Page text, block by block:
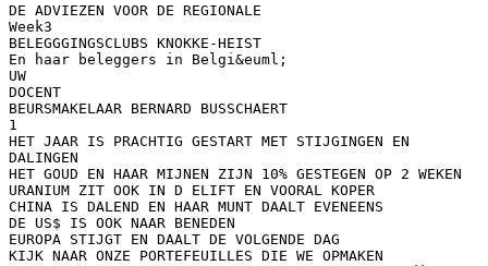
DE ADVIEZEN VOOR DE REGIONALE
Week3
BELEGGGINGSCLUBS KNOKKE-HEIST
En haar beleggers in Belgi&euml;
UW
DOCENT
BEURSMAKELAAR BERNARD BUSSCHAERT
1
HET JAAR IS PRACHTIG GESTART MET STIJGINGEN EN
DALINGEN
HET GOUD EN HAAR MIJNEN ZIJN 10% GESTEGEN OP 2 WEKEN
URANIUM ZIT OOK IN D ELIFT EN VOORAL KOPER
CHINA IS DALEND EN HAAR MUNT DAALT EVENEENS
DE US$ IS OOK NAAR BENEDEN
EUROPA STIJGT EN DAALT DE VOLGENDE DAG
KIJK NAAR ONZE PORTEFEUILLES DIE WE OPMAKEN